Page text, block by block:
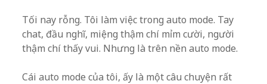
Tối nay rỗng. Tôi làm việc trong auto mode. Tay
chat, đầu nghĩ, miệng thậm chí mỉm cười, người
thậm chí thấy vui. Nhưng là trên nền auto mode.
Cái auto mode của tôi, ấy là một câu chuyện rất